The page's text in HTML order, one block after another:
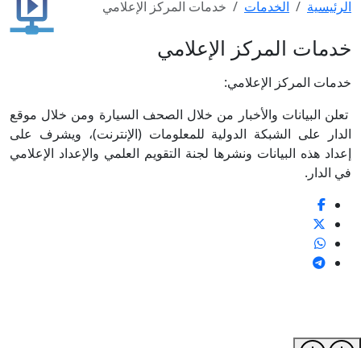
الرئيسية الخدمات خدمات المركز الإعلامي
خدمات المركز الإعلامي
خدمات المركز الإعلامي:
تعلن البيانات والأخبار من خلال الصحف السيارة ومن خلال موقع
الدار على الشبكة الدولية للمعلومات (الإنترنت)، ويشرف على
إعداد هذه البيانات ونشرها لجنة التقويم العلمي والإعداد الإعلامي
في الدار.